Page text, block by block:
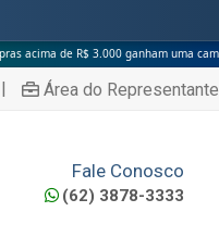
ganham uma camisa do Brasil
| Área do Representante
Fale Conosco
(62) 3878-3333